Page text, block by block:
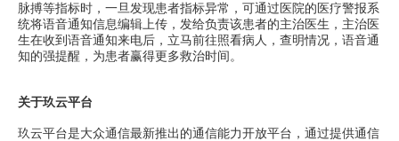
脉搏等指标时，一旦发现患者指标异常，可通过医院的医疗警报系
统将语音通知信息编辑上传，发给负责该患者的主治医生，主治医
生在收到语音通知来电后，立马前往照看病人，查明情况，语音通
知的强提醒，为患者赢得更多救治时间。
关于玖云平台
玖云平台是大众通信最新推出的通信能力开放平台，通过提供通信